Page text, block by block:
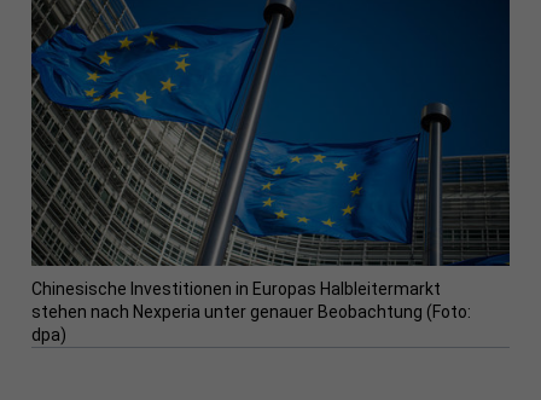
Chinesische Investitionen in Europas Halbleitermarkt
stehen nach Nexperia unter genauer Beobachtung (Foto:
dpa)